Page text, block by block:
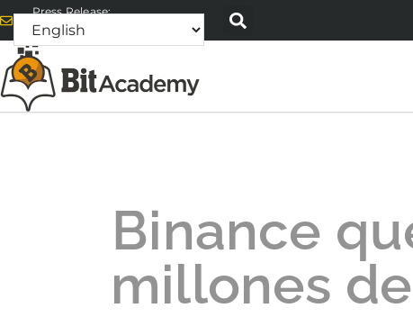
Press Release:
alex@bitacademyweb.com
Binance
millones